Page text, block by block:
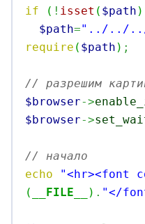
if
( ! isset ( $path )
$path="../../../
require ( $path ) ;
// разрешим
$browser->
$browser->
// начало
echo
"<hr><font
(
__FILE__ ) . "</